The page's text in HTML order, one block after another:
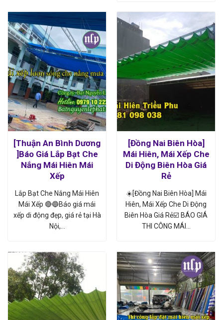
[Thuận An Bình Dương
]Báo Giá Lắp Bạt Che
Nắng Mái Hiên Mái
Xếp
Lắp Bạt Che Nắng Mái Hiên
Mái Xếp 🔴🔵Báo giá mái
xếp di động đẹp, giá rẻ tại Hà
Nội,…
[Đồng Nai Biên Hòa]
Mái Hiên, Mái Xếp Che
Di Động Biên Hòa Giá
Rẻ
☀️[Đồng Nai Biên Hòa] Mái
Hiên, Mái Xếp Che Di Động
Biên Hòa Giá Rẻ☑️ BÁO GIÁ
THI CÔNG MÁI…